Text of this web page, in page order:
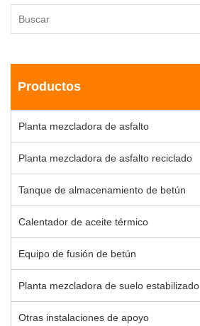
Productos
Planta mezcladora de asfalto
Planta mezcladora de asfalto reciclado
Tanque de almacenamiento de betún
Calentador de aceite térmico
Equipo de fusión de betún
Planta mezcladora de suelo estabilizado
Otras instalaciones de apoyo